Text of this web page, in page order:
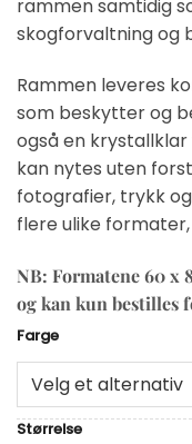
rammen samtidig
skogforvaltning og
Rammen leveres
som beskytter og
også en krystallklar
kan nytes uten
fotografier, trykk
flere ulike formater,
NB: Formatene 60 x
og kan kun bestilles
Farge
Størrelse
Alternative: